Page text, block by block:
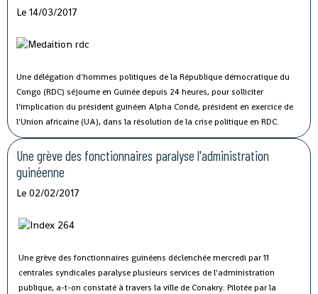
Le 14/03/2017
Une délégation d'hommes politiques de la République démocratique du
Congo (RDC) séjourne en Guinée depuis 24 heures, pour solliciter
l'implication du président guinéen Alpha Condé, président en exercice de
l'Union africaine (UA), dans la résolution de la crise politique en RDC.
Une grève des fonctionnaires paralyse l'administration
guinéenne
Le 02/02/2017
Une grève des fonctionnaires guinéens déclenchée mercredi par 11
centrales syndicales paralyse plusieurs services de l'administration
publique, a-t-on constaté à travers la ville de Conakry. Pilotée par la